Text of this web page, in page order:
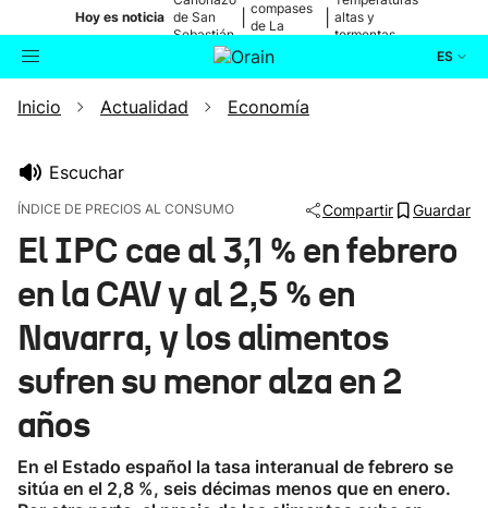
Hoy es noticia de San
Sebastián
compases
de La
altas y
tormentas
ES
Buscador Actualidad
Ikusmiran
Eguraldia
Inicio Actualidad Economía
Escuchar
ÍNDICE DE PRECIOS AL CONSUMO Compartir Guardar
El IPC cae al 3,1 % en febrero
en la CAV y al 2,5 % en
Navarra, y los alimentos
sufren su menor alza en 2
años
En el Estado español la tasa interanual de febrero se
sitúa en el 2,8 %, seis décimas menos que en enero.